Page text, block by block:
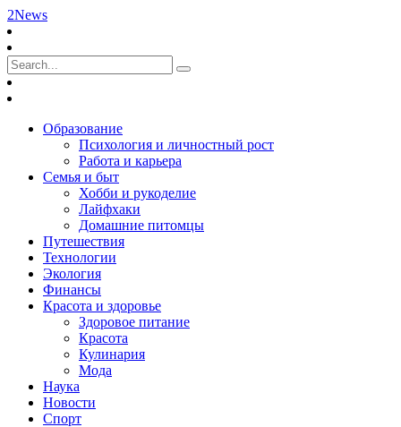
2News
Образование
Психология и личностный рост
Работа и карьера
Семья и быт
Хобби и рукоделие
Лайфхаки
Домашние питомцы
Путешествия
Технологии
Экология
Финансы
Красота и здоровье
Здоровое питание
Красота
Кулинария
Мода
Наука
Новости
Спорт